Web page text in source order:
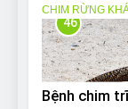
CHIM RỪNG
46
Bệnh chim